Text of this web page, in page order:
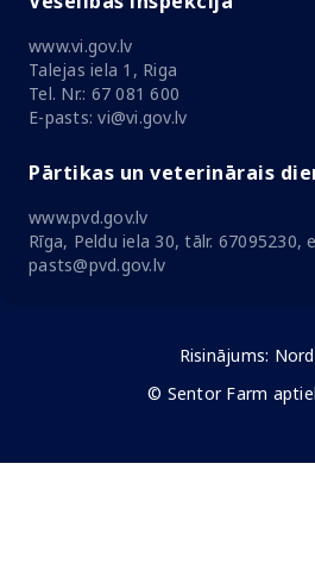
Zāļu valsts aģentūra
www.zva.gov.lv
Jersikas iela 15, Rīga
Tālr.: 67 078 424
E-pasts: info@zva.gov.lv
Veselības inspekcija
www.vi.gov.lv
Talejas iela 1, Riga
Tel. Nr.: 67 081 600
Pārtikas un veterinārais
www.pvd.gov.lv